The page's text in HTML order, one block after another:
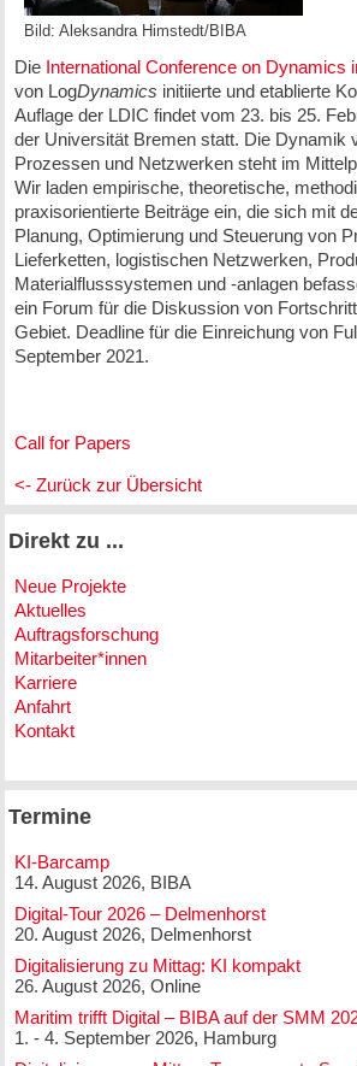
Bild: Aleksandra Himstedt/BIBA
Die International Conference on Dynamics
von LogDynamics initiierte und etablierte
Auflage der LDIC findet vom 23. bis 25.
der Universität Bremen statt. Die Dynamik
Prozessen und Netzwerken steht im
Wir laden empirische, theoretische,
praxisorientierte Beiträge ein, die sich mit
Planung, Optimierung und Steuerung von
Lieferketten, logistischen Netzwerken,
Materialflusssystemen und -anlagen
ein Forum für die Diskussion von
Gebiet. Deadline für die Einreichung von
September 2021.
Call for Papers
<- Zurück zur Übersicht
Direkt zu ...
Neue Projekte
Aktuelles
Auftragsforschung
Mitarbeiter*innen
Karriere
Anfahrt
Kontakt
Termine
KI-Barcamp
14. August 2026, BIBA
Digital-Tour 2026 – Delmenhorst
20. August 2026, Delmenhorst
Digitalisierung zu Mittag: KI kompakt
26. August 2026, Online
Maritim trifft Digital – BIBA auf der SMM
1. - 4. September 2026, Hamburg